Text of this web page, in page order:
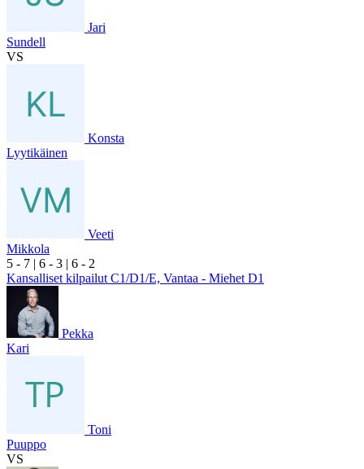
Jari
Sundell
VS
Konsta
Lyytikäinen
Veeti
Mikkola
5 - 7 | 6 - 3 | 6 - 2
Kansalliset kilpailut C1/D1/E, Vantaa - Miehet D1
Pekka
Kari
Toni
Puuppo
VS